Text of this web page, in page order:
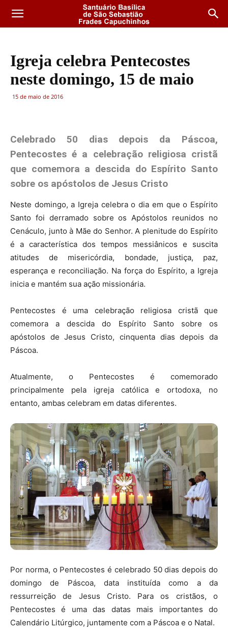
Igreja celebra Pentecostes
neste domingo, 15 de maio
15 de maio de 2016
Celebrado 50 dias depois da Páscoa,
Pentecostes é a celebração religiosa cristã
que comemora a descida do Espírito Santo
sobre os apóstolos de Jesus Cristo
Neste domingo, a Igreja celebra o dia em que o Espírito
Santo foi derramado sobre os Apóstolos reunidos no
Cenáculo, junto à Mãe do Senhor. A plenitude do Espírito
é a característica dos tempos messiânicos e suscita
atitudes de misericórdia, bondade, justiça, paz,
esperança e reconciliação. Na força do Espírito, a Igreja
inicia e mantém sua ação missionária.
Pentecostes é uma celebração religiosa cristã que
comemora a descida do Espírito Santo sobre os
apóstolos de Jesus Cristo, cinquenta dias depois da
Páscoa.
Atualmente, o Pentecostes é comemorado
principalmente pela igreja católica e ortodoxa, no
entanto, ambas celebram em datas diferentes.
Por norma, o Pentecostes é celebrado 50 dias depois do
domingo de Páscoa, data instituída como a da
ressurreição de Jesus Cristo. Para os cristãos, o
Pentecostes é uma das datas mais importantes do
Calendário Litúrgico, juntamente com a Páscoa e o Natal.